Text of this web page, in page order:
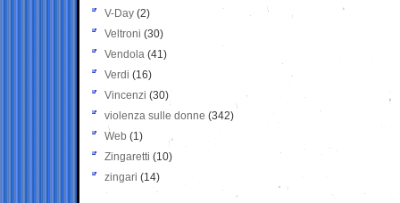
V-Day (2)
Veltroni (30)
Vendola (41)
Verdi (16)
Vincenzi (30)
violenza sulle donne (342)
Web (1)
Zingaretti (10)
zingari (14)